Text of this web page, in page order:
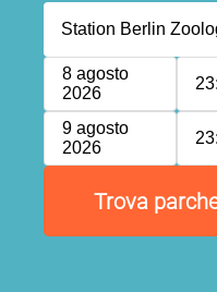
8 agosto
2026
9 agosto
2026
Trova